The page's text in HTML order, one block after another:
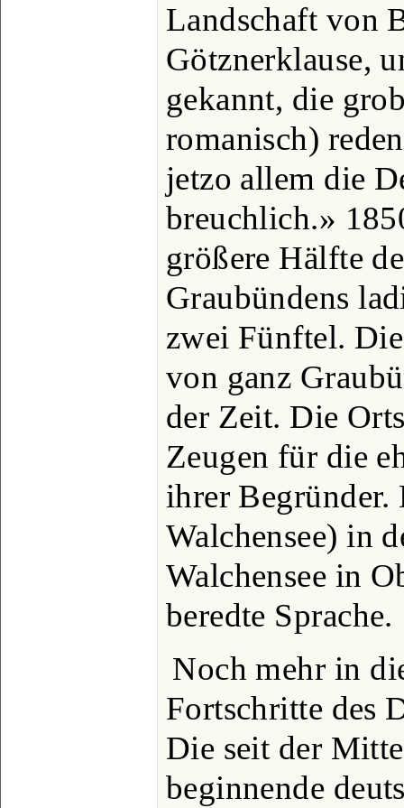
Landschaft von
Götznerklause,
gekannt, die
romanisch)
jetzo allem die
breuchlich.»
größere Hälfte
Graubündens
zwei Fünftel.
von ganz
der Zeit. Die
Zeugen für die
ihrer Begründer.
Walchensee) in
Walchensee in
beredte Sprache.
Noch mehr in
Fortschritte des
Die seit der
beginnende